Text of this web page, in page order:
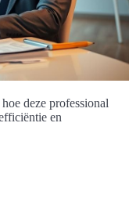
deze professional
en